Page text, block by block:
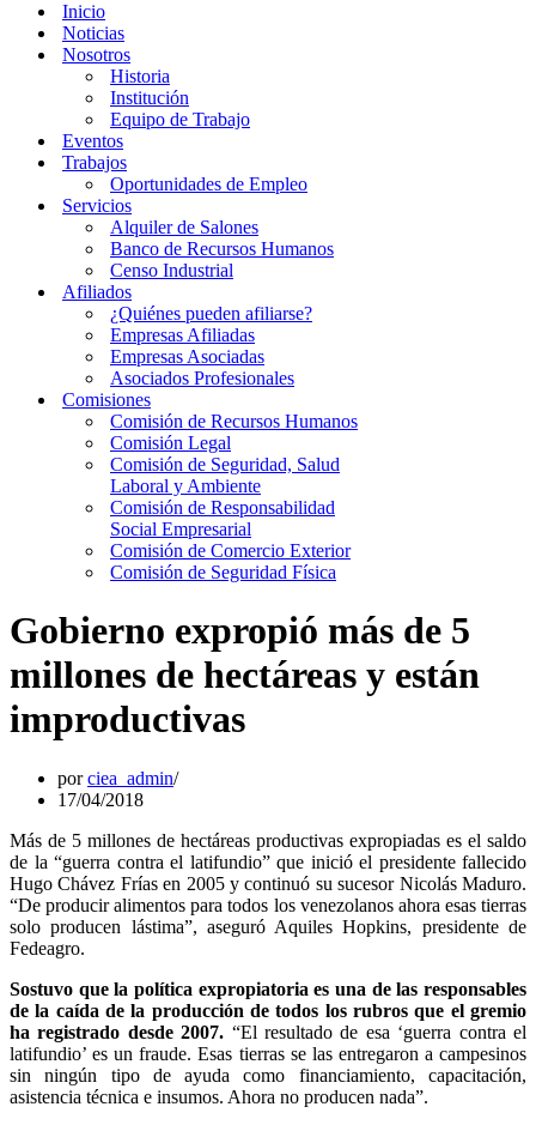
Inicio
Noticias
Nosotros
Historia
Institución
Equipo de Trabajo
Eventos
Trabajos
Oportunidades de Empleo
Servicios
Alquiler de Salones
Banco de Recursos Humanos
Censo Industrial
Afiliados
¿Quiénes pueden afiliarse?
Empresas Afiliadas
Empresas Asociadas
Asociados Profesionales
Comisiones
Comisión de Recursos Humanos
Comisión Legal
Comisión de Seguridad, Salud
Laboral y Ambiente
Comisión de Responsabilidad
Social Empresarial
Comisión de Comercio Exterior
Comisión de Seguridad Física
Gobierno expropió más de 5
millones de hectáreas y están
improductivas
porciea_admin
17/04/2018
Más de 5 millones de hectáreas productivas expropiadas es el saldo
de la “guerra contra el latifundio” que inició el presidente fallecido
Hugo Chávez Frías en 2005 y continuó su sucesor Nicolás Maduro.
“De producir alimentos para todos los venezolanos ahora esas tierras
solo producen lástima”, aseguró Aquiles Hopkins, presidente de
Fedeagro.
Sostuvo que la política expropiatoria es una de las responsables
de la caída de la producción de todos los rubros que el gremio
ha registrado desde 2007. “El resultado de esa ‘guerra contra el
latifundio’ es un fraude. Esas tierras se las entregaron a campesinos
sin ningún tipo de ayuda como financiamiento, capacitación,
asistencia técnica e insumos. Ahora no producen nada”.